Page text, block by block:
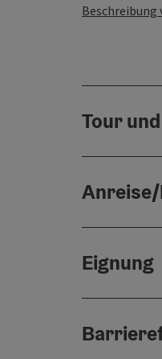
Beschreibung
Tour
Eignung